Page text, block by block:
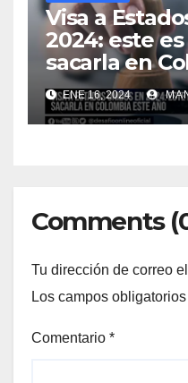
Visa a
2024: este
sacarla en
ENE 16, 2024
Comments
Tu dirección de correo
Los campos
Comentario *